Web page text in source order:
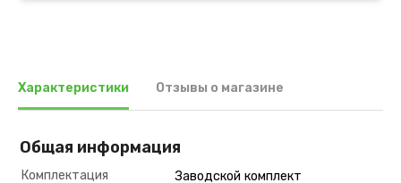
Характеристики Отзывы о магазине
Общая информация
Комплектация
Заводской комплект